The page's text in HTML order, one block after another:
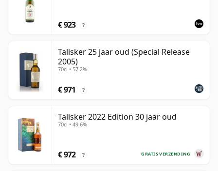
€ 923 ?
Talisker 25 jaar oud (Special Release
2005)
70cl • 57.2%
€ 971 ?
Talisker 2022 Edition 30 jaar oud
70cl • 49.6%
GRATIS VERZENDING
€ 972 ?